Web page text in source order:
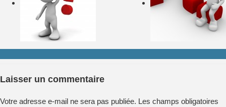
Laisser un commentaire
Votre adresse e-mail ne sera pas publiée. Les champs obligatoires